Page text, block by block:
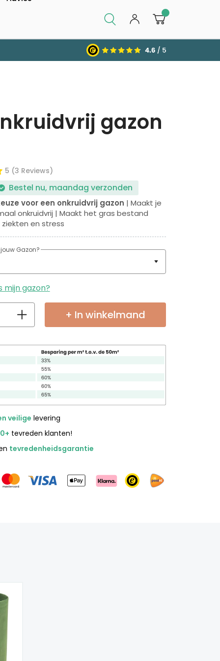
0
gazon
5 (3 Reviews)
Bestel nu, maandag verzonden
voor een onkruidvrij gazon | Maakt je
onkruidvrij | Maakt het gras bestand
en stress
Gazon?
mijn gazon?
+ In winkelmand
veilige levering
tevreden klanten!
tevredenheidsgarantie